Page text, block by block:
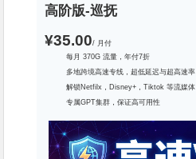
进阶版-知府
专业版-总督
畅想流量包–300G
畅想流量包–800G
高阶版-巡抚
¥35.00/ 月付
每月 370G 流量，年付7折
多地跨境高速专线，超低延迟与超高速率
解锁Netfilx，Disney+，Tiktok 等流媒体
专属GPT集群，保证高可用性